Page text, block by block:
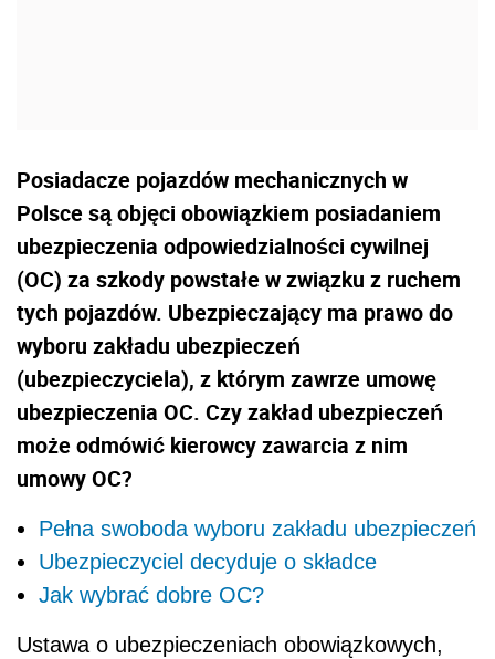
Posiadacze pojazdów mechanicznych w
Polsce są objęci obowiązkiem posiadaniem
ubezpieczenia odpowiedzialności cywilnej
(OC) za szkody powstałe w związku z ruchem
tych pojazdów. Ubezpieczający ma prawo do
wyboru zakładu ubezpieczeń
(ubezpieczyciela), z którym zawrze umowę
ubezpieczenia OC. Czy zakład ubezpieczeń
może odmówić kierowcy zawarcia z nim
umowy OC?
Pełna swoboda wyboru zakładu ubezpieczeń
Ubezpieczyciel decyduje o składce
Jak wybrać dobre OC?
Ustawa o ubezpieczeniach obowiązkowych,